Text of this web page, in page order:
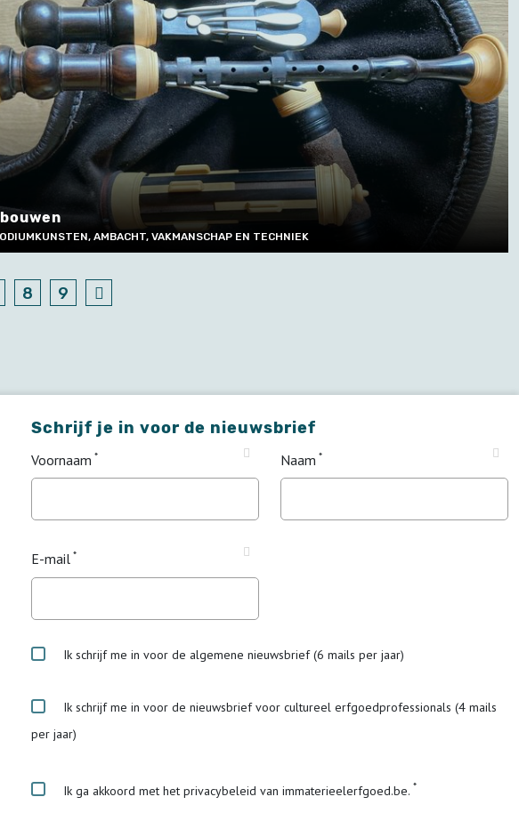
AMBACHT, VAKMANSCHAP EN TECHNIEK
8 9
Schrijf je in voor de nieuwsbrief
Voornaam Naam
E-mail
Ik schrijf me in voor de algemene nieuwsbrief (6 mails per jaar)
Ik schrijf me in voor de nieuwsbrief voor cultureel erfgoedprofessionals (4 mails
per jaar)
Ik ga akkoord met het privacybeleid van immaterieelerfgoed.be.